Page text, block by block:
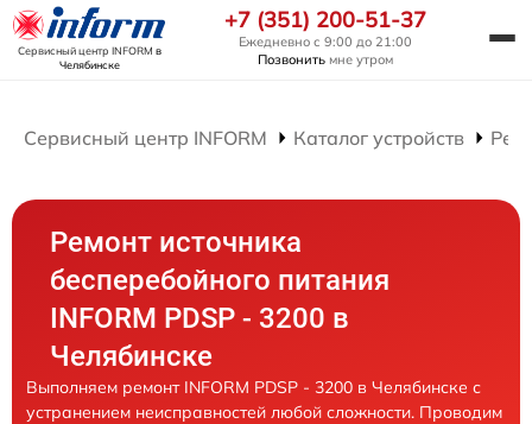
Сервисный центр INFORM в
Челябинске
+7 (351) 200-51-37
Ежедневно с 9:00 до 21:00
Позвонить мне утром
Сервисный центр INFORM Каталог устройств
Ремонт источника
бесперебойного питания
INFORM PDSP - 3200 в
Челябинске
Выполняем ремонт INFORM PDSP - 3200 в Челябинске с
устранением неисправностей любой сложности. Проводим